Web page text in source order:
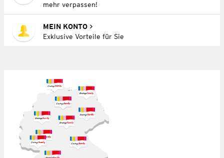
mehr verpassen!
MEIN KONTO
Exklusive Vorteile für Sie